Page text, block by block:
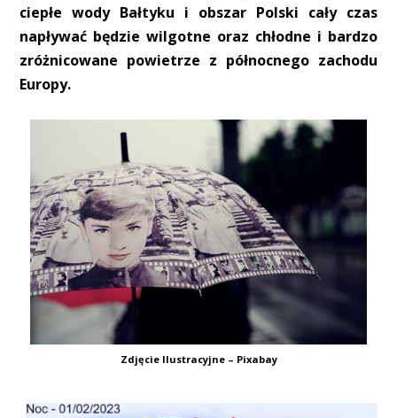
ciepłe wody Bałtyku i obszar Polski cały czas
napływać będzie wilgotne oraz chłodne i bardzo
zróżnicowane powietrze z północnego zachodu
Europy.
Zdjęcie Ilustracyjne – Pixabay